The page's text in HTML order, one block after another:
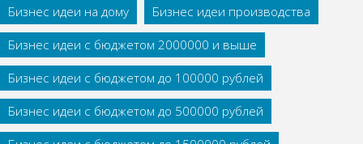
Бизнес идеи на дому
Бизнес идеи производства
Бизнес идеи с бюджетом 2000000 и выше
Бизнес идеи с бюджетом до 100000 рублей
Бизнес идеи с бюджетом до 500000 рублей